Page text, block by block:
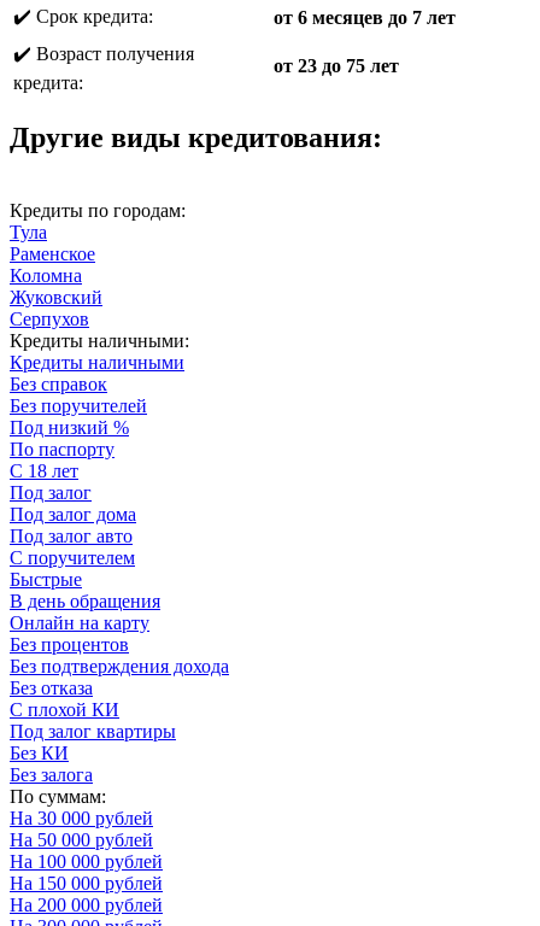
✔️ Срок кредита:
от 6 месяцев до 7 лет
✔️ Возраст получения
кредита:
от 23 до 75 лет
Другие виды кредитования:
Кредиты по городам:
Тула
Раменское
Коломна
Жуковский
Серпухов
Кредиты наличными:
Кредиты наличными
Без справок
Без поручителей
Под низкий %
По паспорту
С 18 лет
Под залог
Под залог дома
Под залог авто
С поручителем
Быстрые
В день обращения
Онлайн на карту
Без процентов
Без подтверждения дохода
Без отказа
С плохой КИ
Под залог квартиры
Без КИ
Без залога
По суммам:
На 30 000 рублей
На 50 000 рублей
На 100 000 рублей
На 150 000 рублей
На 200 000 рублей